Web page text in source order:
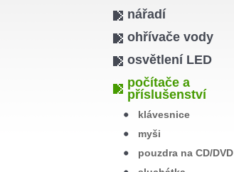
nářadí
ohřívače vody
osvětlení LED
počítače a
příslušenství
klávesnice
myši
pouzdra na CD/DVD